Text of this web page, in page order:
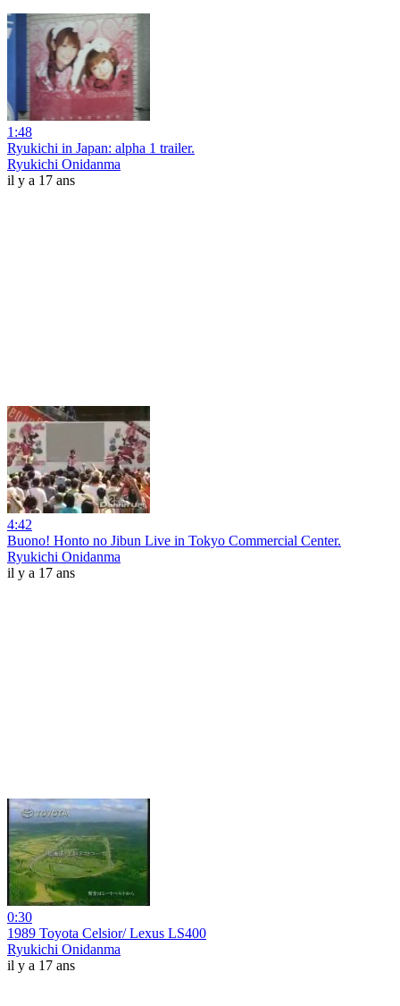
1:48
Ryukichi in Japan: alpha 1 trailer.
Ryukichi Onidanma
il y a 17 ans
4:42
Buono! Honto no Jibun Live in Tokyo Commercial Center.
Ryukichi Onidanma
il y a 17 ans
0:30
1989 Toyota Celsior/ Lexus LS400
Ryukichi Onidanma
il y a 17 ans